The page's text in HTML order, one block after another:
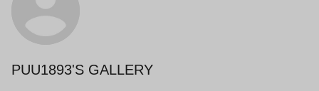
PUU1893'S GALLERY